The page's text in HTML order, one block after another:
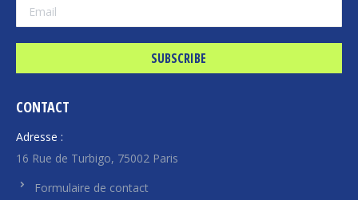
CONTACT
Adresse :
16 Rue de Turbigo, 75002 Paris
Formulaire de contact